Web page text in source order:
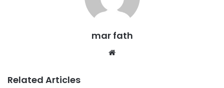
mar fath
Related Articles